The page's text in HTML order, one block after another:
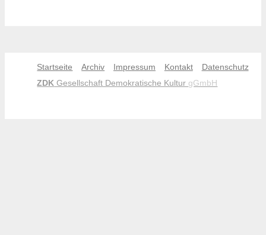
Startseite Archiv Impressum Kontakt
Datenschutz
ZDK Gesellschaft Demokratische Kultur gGmbH